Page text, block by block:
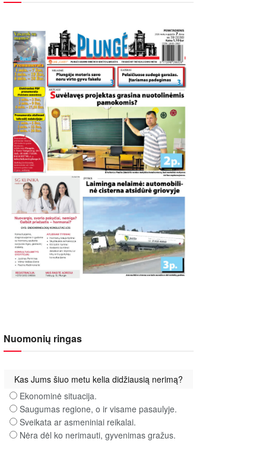
Nuomonių ringas
Kas Jums šiuo metu kelia didžiausią nerimą?
Ekonominė situacija.
Saugumas regione, o ir visame pasaulyje.
Sveikata ar asmeniniai reikalai.
Nėra dėl ko nerimauti, gyvenimas gražus.